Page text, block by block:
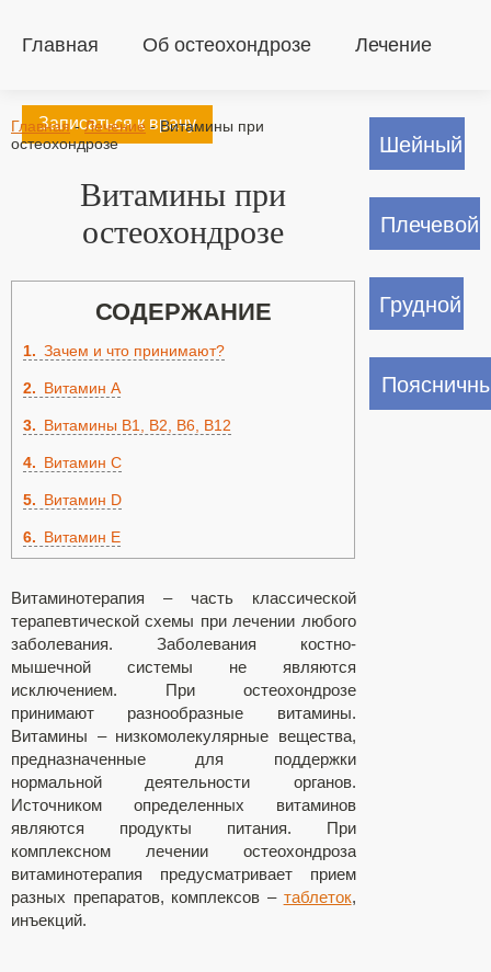
Главная Об остеохондрозе Лечение
Записаться к врачу
Главная - Лечение - Витамины при
остеохондрозе
Витамины при
остеохондрозе
СОДЕРЖАНИЕ
1 Зачем и что принимают?
2 Витамин А
3 Витамины В1, В2, В6, В12
4 Витамин С
5 Витамин D
6 Витамин Е
Витаминотерапия – часть классической
терапевтической схемы при лечении любого
заболевания. Заболевания костно-
мышечной системы не являются
исключением. При остеохондрозе
принимают разнообразные витамины.
Витамины – низкомолекулярные вещества,
предназначенные для поддержки
нормальной деятельности органов.
Источником определенных витаминов
являются продукты питания. При
комплексном лечении остеохондроза
витаминотерапия предусматривает прием
разных препаратов, комплексов – таблеток,
инъекций.
Шейный
Плечевой
Грудной